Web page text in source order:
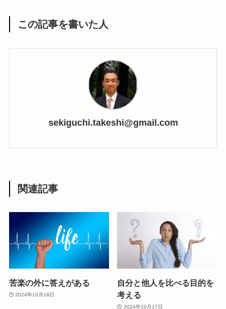
この記事を書いた人
sekiguchi.takeshi@gmail.com
関連記事
苦楽の外に答えがある
2024年10月18日
自分と他人を比べる目的を
考える
2024年10月17日